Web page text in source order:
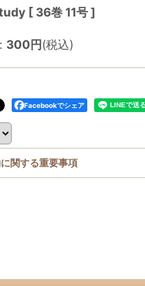
[ 36巻 11号 ]
: 300円(税込)
Facebookでシェア
関する重要事項